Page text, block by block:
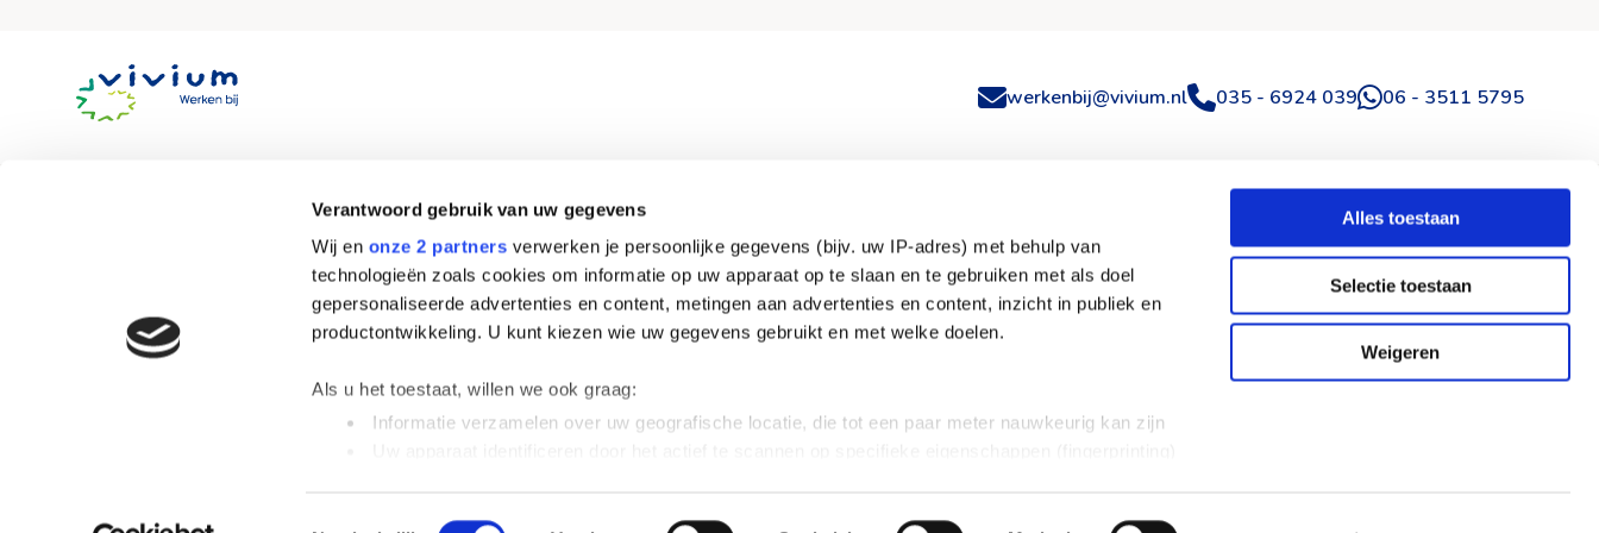
Verantwoord gebruik van uw gegevens
Wij en onze 2 partners verwerken je persoonlijke gegevens (bijv. uw IP-adres) met behulp van
technologieën zoals cookies om informatie op uw apparaat op te slaan en te gebruiken met als doel
gepersonaliseerde advertenties en content, metingen aan advertenties en content, inzicht in publiek en
productontwikkeling. U kunt kiezen wie uw gegevens gebruikt en met welke doelen.
Als u het toestaat, willen we ook graag:
Informatie verzamelen over uw geografische locatie, die tot een paar meter nauwkeurig kan zijn
Toestemmingsselectie
Alles toestaan
Selectie toestaan
Weigeren
footer
werkenbij@vivium.nl 035 - 6924 039 06 - 3511 5795
Alle vacatures
Over Vivium
Contact
Veelgestelde vragen
Over ons
Overig
Inloggen
Cookies